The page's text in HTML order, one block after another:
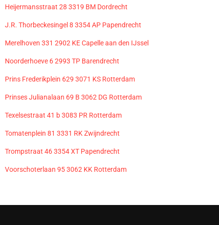
Heijermansstraat 28 3319 BM Dordrecht
J.R. Thorbeckesingel 8 3354 AP Papendrecht
Merelhoven 331 2902 KE Capelle aan den IJssel
Noorderhoeve 6 2993 TP Barendrecht
Prins Frederikplein 629 3071 KS Rotterdam
Prinses Julianalaan 69 B 3062 DG Rotterdam
Texelsestraat 41 b 3083 PR Rotterdam
Tomatenplein 81 3331 RK Zwijndrecht
Trompstraat 46 3354 XT Papendrecht
Voorschoterlaan 95 3062 KK Rotterdam